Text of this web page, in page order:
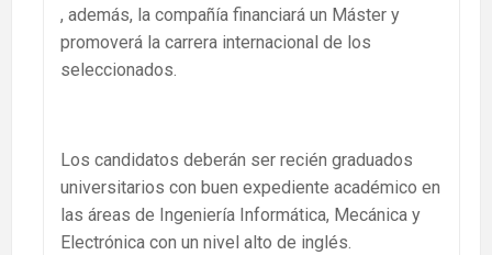
, además, la compañía financiará un Máster y
promoverá la carrera internacional de los
seleccionados.
Los candidatos deberán ser recién graduados
universitarios con buen expediente académico en
las áreas de Ingeniería Informática, Mecánica y
Electrónica con un nivel alto de inglés.